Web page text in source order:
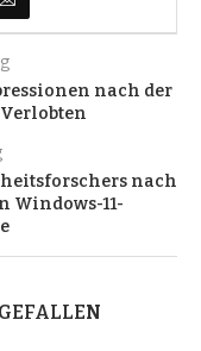
nach der
nach
Windows-11-